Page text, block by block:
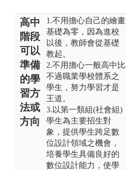
高中
階段
可以
準備
的學
習方
法或
方向
1.不用擔心自己的繪畫
基礎為零，因為進校
以後，教師會從基礎
教起。
2.不用擔心一般高中比
不過職業學校體系之
學生，努力學習才是
王道。
3.以第一類組(社會組)
學生為主要招生對
象，提供學生跨足數
位設計領域之機會，
培養學生具備良好的
數位設計能力，使學